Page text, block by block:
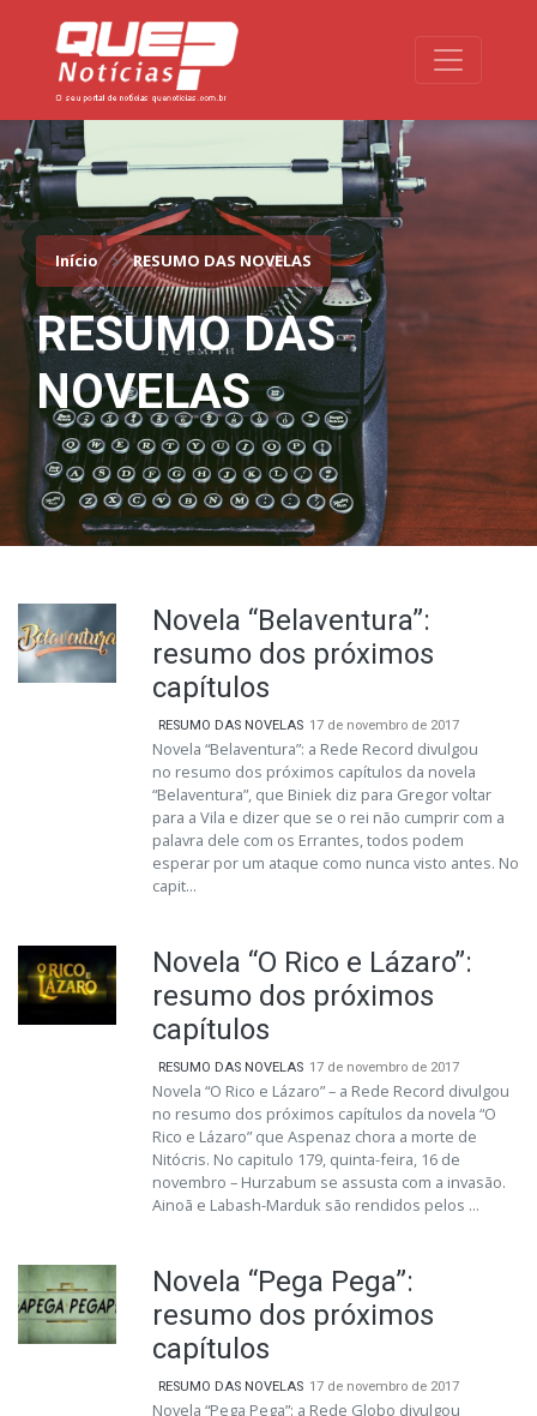
Toggle
Início RESUMO DAS NOVELAS
RESUMO DAS
NOVELAS
Novela “Belaventura”:
resumo dos próximos
capítulos
RESUMO DAS NOVELAS 17 de novembro de 2017
Novela “Belaventura”: a Rede Record divulgou
no resumo dos próximos capítulos da novela
“Belaventura”, que Biniek diz para Gregor voltar
para a Vila e dizer que se o rei não cumprir com a
palavra dele com os Errantes, todos podem
esperar por um ataque como nunca visto antes. No
capit...
Novela “O Rico e Lázaro”:
resumo dos próximos
capítulos
RESUMO DAS NOVELAS 17 de novembro de 2017
Novela “O Rico e Lázaro” – a Rede Record divulgou
no resumo dos próximos capítulos da novela “O
Rico e Lázaro” que Aspenaz chora a morte de
Nitócris. No capitulo 179, quinta-feira, 16 de
novembro – Hurzabum se assusta com a invasão.
Ainoã e Labash-Marduk são rendidos pelos ...
Novela “Pega Pega”:
resumo dos próximos
capítulos
RESUMO DAS NOVELAS 17 de novembro de 2017
Novela “Pega Pega”: a Rede Globo divulgou